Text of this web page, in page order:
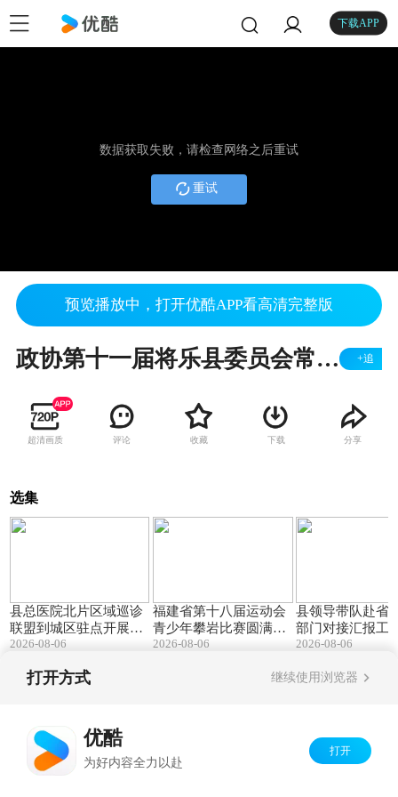
下载APP
数据获取失败，请检查网络之后重试
重试
预览播放中，打开优酷APP看高清完整版
政协第十一届将乐县委员会常务委员会第二十九次（扩大）会议召开.mpg +追
超清画质 评论 收藏 下载 分享
选集
县总医院北片区域巡诊
联盟到城区驻点开展义
诊夜市.mpg
2026-08-06
福建省第十八届运动会
青少年攀岩比赛圆满收
官.mpg
2026-08-06
县领导带队赴省
部门对接汇报工
2026-08-06
打开方式 继续使用浏览器
优酷
为好内容全力以赴
打开